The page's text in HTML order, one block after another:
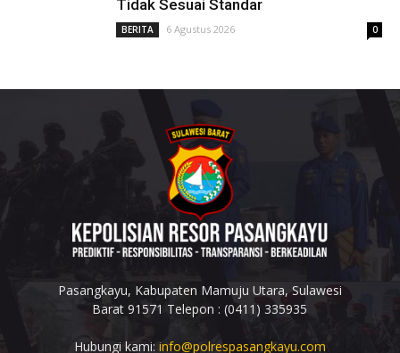
Tidak Sesuai Standar
BERITA 6 Agustus 2026 0
Pasangkayu, Kabupaten Mamuju Utara, Sulawesi
Barat 91571 Telepon : (0411) 335935
Hubungi kami: info@polrespasangkayu.com